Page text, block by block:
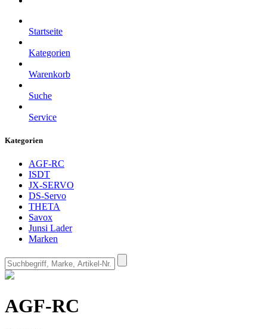
Startseite
Kategorien
Warenkorb
Suche
Service
Kategorien
AGF-RC
ISDT
JX-SERVO
DS-Servo
THETA
Savox
Junsi Lader
Marken
AGF-RC